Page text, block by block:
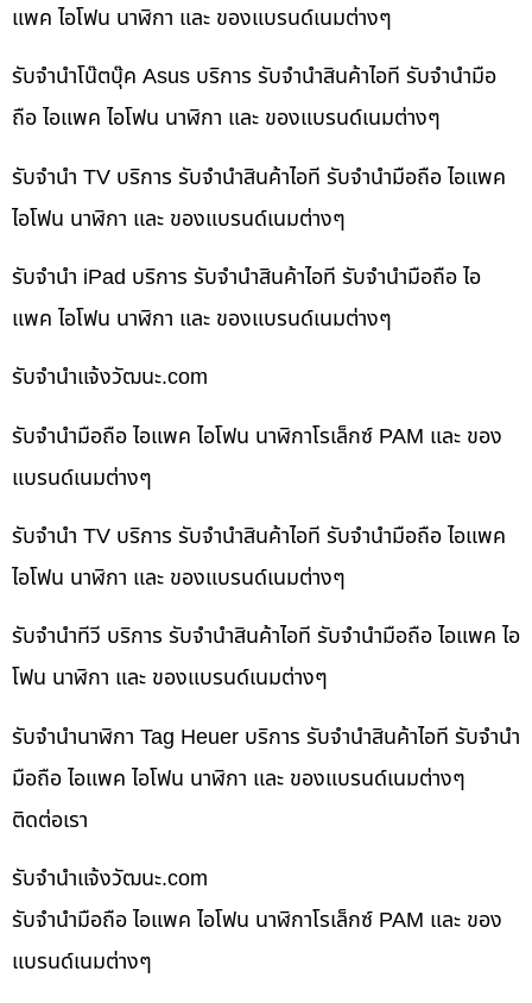
แพค ไอโฟน นาฬิกา และ ของแบรนด์เนมต่างๆ
รับจำนำโน๊ตบุ๊ค Asus บริการ รับจำนำสินค้าไอที รับจำนำมือ
ถือ ไอแพค ไอโฟน นาฬิกา และ ของแบรนด์เนมต่างๆ
รับจำนำ TV บริการ รับจำนำสินค้าไอที รับจำนำมือถือ ไอแพค
ไอโฟน นาฬิกา และ ของแบรนด์เนมต่างๆ
รับจำนำ iPad บริการ รับจำนำสินค้าไอที รับจำนำมือถือ ไอ
แพค ไอโฟน นาฬิกา และ ของแบรนด์เนมต่างๆ
รับจํานําแจ้งวัฒนะ.com
รับจำนำมือถือ ไอแพค ไอโฟน นาฬิกาโรเล็กซ์ PAM และ ของ
แบรนด์เนมต่างๆ
รับจำนำ TV บริการ รับจำนำสินค้าไอที รับจำนำมือถือ ไอแพค
ไอโฟน นาฬิกา และ ของแบรนด์เนมต่างๆ
รับจำนำทีวี บริการ รับจำนำสินค้าไอที รับจำนำมือถือ ไอแพค ไอ
โฟน นาฬิกา และ ของแบรนด์เนมต่างๆ
รับจำนำนาฬิกา Tag Heuer บริการ รับจำนำสินค้าไอที รับจำนำ
มือถือ ไอแพค ไอโฟน นาฬิกา และ ของแบรนด์เนมต่างๆ
ติดต่อเรา
รับจํานําแจ้งวัฒนะ.com
รับจำนำมือถือ ไอแพค ไอโฟน นาฬิกาโรเล็กซ์ PAM และ ของ
แบรนด์เนมต่างๆ